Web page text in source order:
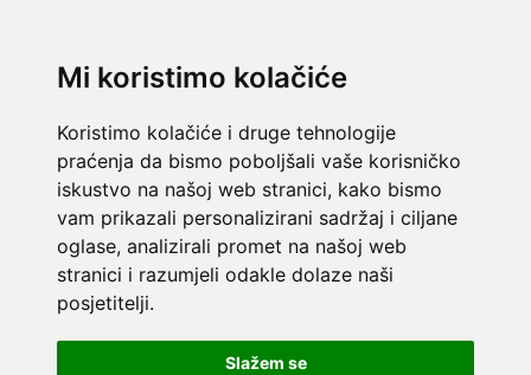
Mi koristimo kolačiće
Koristimo kolačiće i druge tehnologije
praćenja da bismo poboljšali vaše korisničko
iskustvo na našoj web stranici, kako bismo
vam prikazali personalizirani sadržaj i ciljane
oglase, analizirali promet na našoj web
stranici i razumjeli odakle dolaze naši
posjetitelji.
Slažem se